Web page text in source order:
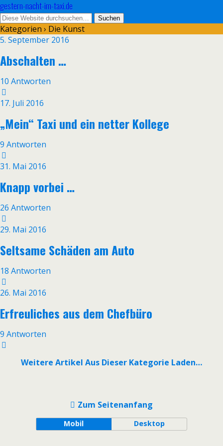
gestern-nacht-im-taxi.de
Kategorien › Die Kunst
5. September 2016
Abschalten …
10 Antworten
17. Juli 2016
„Mein“ Taxi und ein netter Kollege
9 Antworten
31. Mai 2016
Knapp vorbei …
26 Antworten
29. Mai 2016
Seltsame Schäden am Auto
18 Antworten
26. Mai 2016
Erfreuliches aus dem Chefbüro
9 Antworten
Weitere Artikel Aus Dieser Kategorie Laden…
Zum Seitenanfang
Mobil Desktop